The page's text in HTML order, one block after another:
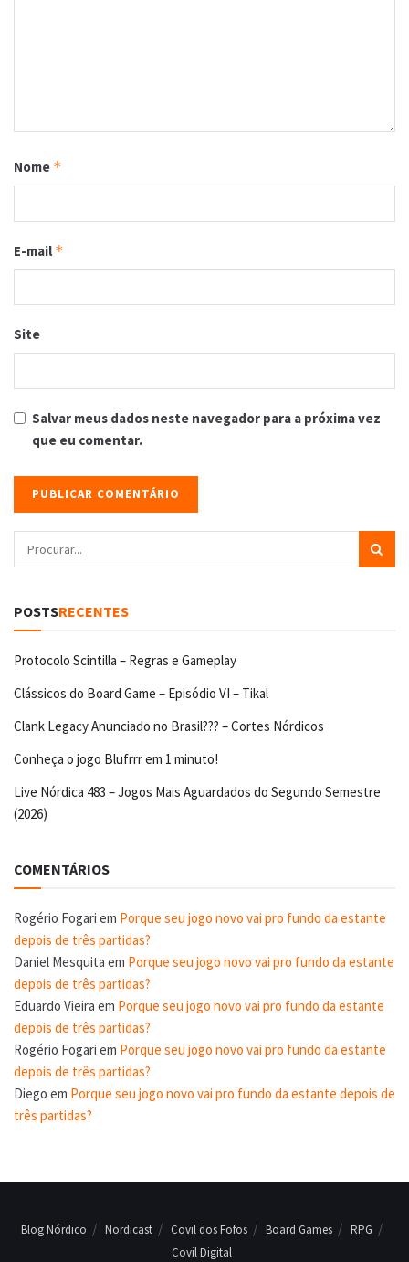
Nome *
E-mail *
Site
Salvar meus dados neste navegador para a próxima vez
que eu comentar.
POSTSRECENTES
Protocolo Scintilla – Regras e Gameplay
Clássicos do Board Game – Episódio VI – Tikal
Clank Legacy Anunciado no Brasil??? – Cortes Nórdicos
Conheça o jogo Blufrrr em 1 minuto!
Live Nórdica 483 – Jogos Mais Aguardados do Segundo Semestre
(2026)
COMENTÁRIOS
Rogério Fogari em Porque seu jogo novo vai pro fundo da estante
depois de três partidas?
Daniel Mesquita em Porque seu jogo novo vai pro fundo da estante
depois de três partidas?
Eduardo Vieira em Porque seu jogo novo vai pro fundo da estante
depois de três partidas?
Rogério Fogari em Porque seu jogo novo vai pro fundo da estante
depois de três partidas?
Diego em Porque seu jogo novo vai pro fundo da estante depois de
três partidas?
Blog Nórdico Nordicast Covil dos Fofos Board Games
RPG
Covil Digital